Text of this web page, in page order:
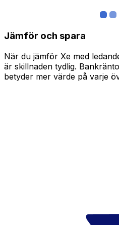
Jämför och spara
När du jämför Xe med
är skillnaden tydlig.
betyder mer värde på varje